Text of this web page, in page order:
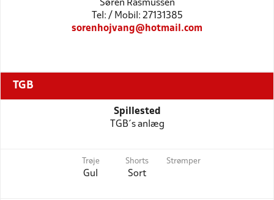
Søren Rasmussen
Tel: / Mobil: 27131385
sorenhojvang@hotmail.com
TGB
Spillested
TGB´s anlæg
Trøje
Gul
Shorts
Sort
Strømper